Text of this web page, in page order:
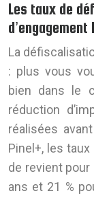
Les taux de
La
: plus vous
bien dans le
réduction
réalisées
Pinel+, les
de revient pour
ans et 21 %